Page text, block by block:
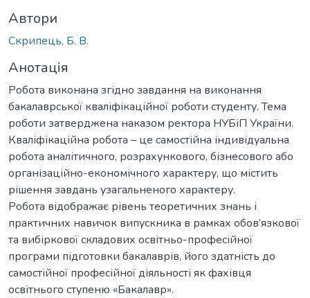
Автори
Скрипець, Б. В.
Анотація
Робота виконана згідно завдання на виконання
бакалаврської кваліфікаційної роботи студенту. Тема
роботи затверджена наказом ректора НУБіП України.
Кваліфікаційна робота – це самостійна індивідуальна
робота аналітичного, розрахункового, бізнесового або
організаційно-економічного характеру, що містить
рішення завдань узагальненого характеру.
Робота відображає рівень теоретичних знань і
практичних навичок випускника в рамках обов’язкової
та вибіркової складових освітньо-професійної
програми підготовки бакалаврів, його здатність до
самостійної професійної діяльності як фахівця
освітнього ступеню «Бакалавр».